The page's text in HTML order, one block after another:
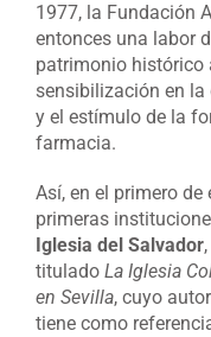
1977, la Fundación
entonces una labor
patrimonio histórico
sensibilización en la
y el estímulo de la
farmacia.
Así, en el primero
primeras
Iglesia del Salvador
titulado La Iglesia
en Sevilla, cuyo
tiene como